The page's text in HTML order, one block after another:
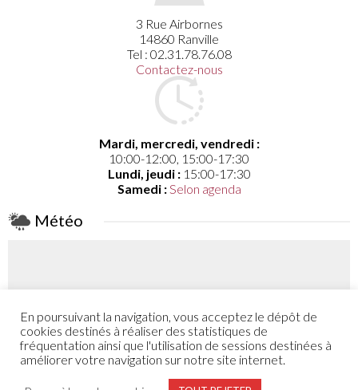
3 Rue Airbornes
14860 Ranville
Tel : 02.31.78.76.08
Contactez-nous
Mardi, mercredi, vendredi :
10:00-12:00, 15:00-17:30
Lundi, jeudi :15:00-17:30
Samedi :Selon agenda
Météo
Coefficient
52 - 48
En poursuivant la navigation, vous acceptez le dépôt de
cookies destinés à réaliser des statistiques de
fréquentation ainsi que l'utilisation de sessions destinées à
améliorer votre navigation sur notre site internet.